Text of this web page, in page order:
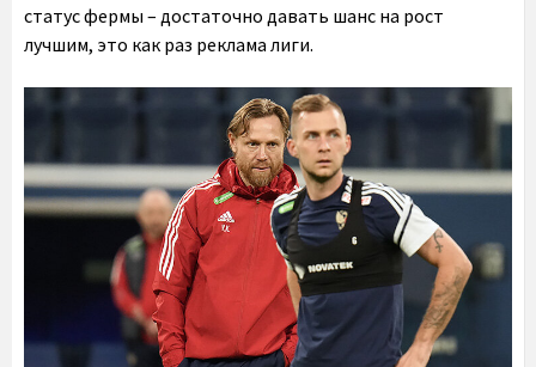
статус фермы – достаточно давать шанс на рост
лучшим, это как раз реклама лиги.